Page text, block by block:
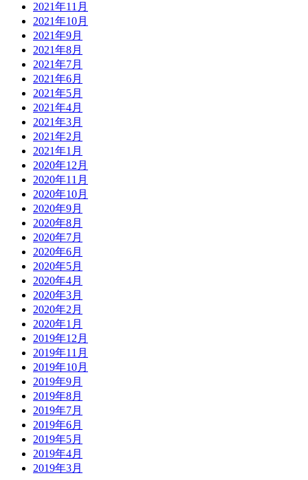
2021年11月
2021年10月
2021年9月
2021年8月
2021年7月
2021年6月
2021年5月
2021年4月
2021年3月
2021年2月
2021年1月
2020年12月
2020年11月
2020年10月
2020年9月
2020年8月
2020年7月
2020年6月
2020年5月
2020年4月
2020年3月
2020年2月
2020年1月
2019年12月
2019年11月
2019年10月
2019年9月
2019年8月
2019年7月
2019年6月
2019年5月
2019年4月
2019年3月